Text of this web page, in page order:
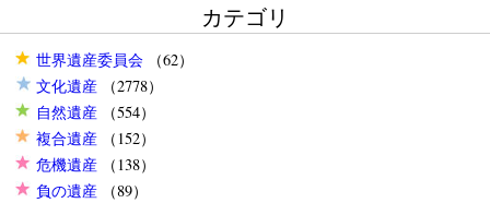
カテゴリ
世界遺産委員会（62）
文化遺産（2778）
自然遺産（554）
複合遺産（152）
危機遺産（138）
負の遺産（89）